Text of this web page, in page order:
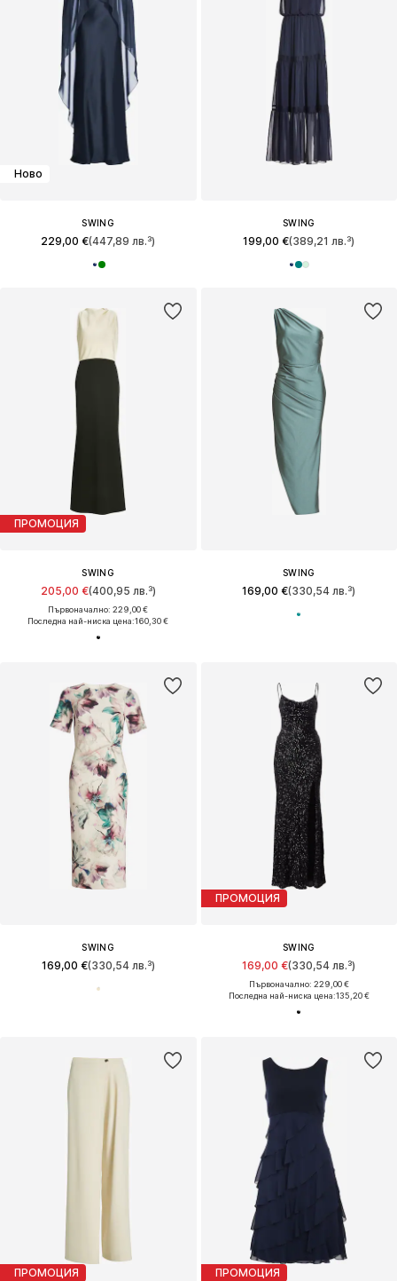
Ново
SWING
229,00 €(447,89 лв.³)
SWING
199,00 €(389,21 лв.³)
ПРОМОЦИЯ
SWING
205,00 €(400,95 лв.³)
Първоначално: 229,00 €
Последна най-ниска цена:160,30 €
SWING
169,00 €(330,54 лв.³)
SWING
169,00 €(330,54 лв.³)
ПРОМОЦИЯ
SWING
169,00 €(330,54 лв.³)
Първоначално: 229,00 €
Последна най-ниска цена:135,20 €
ПРОМОЦИЯ ПРОМОЦИЯ